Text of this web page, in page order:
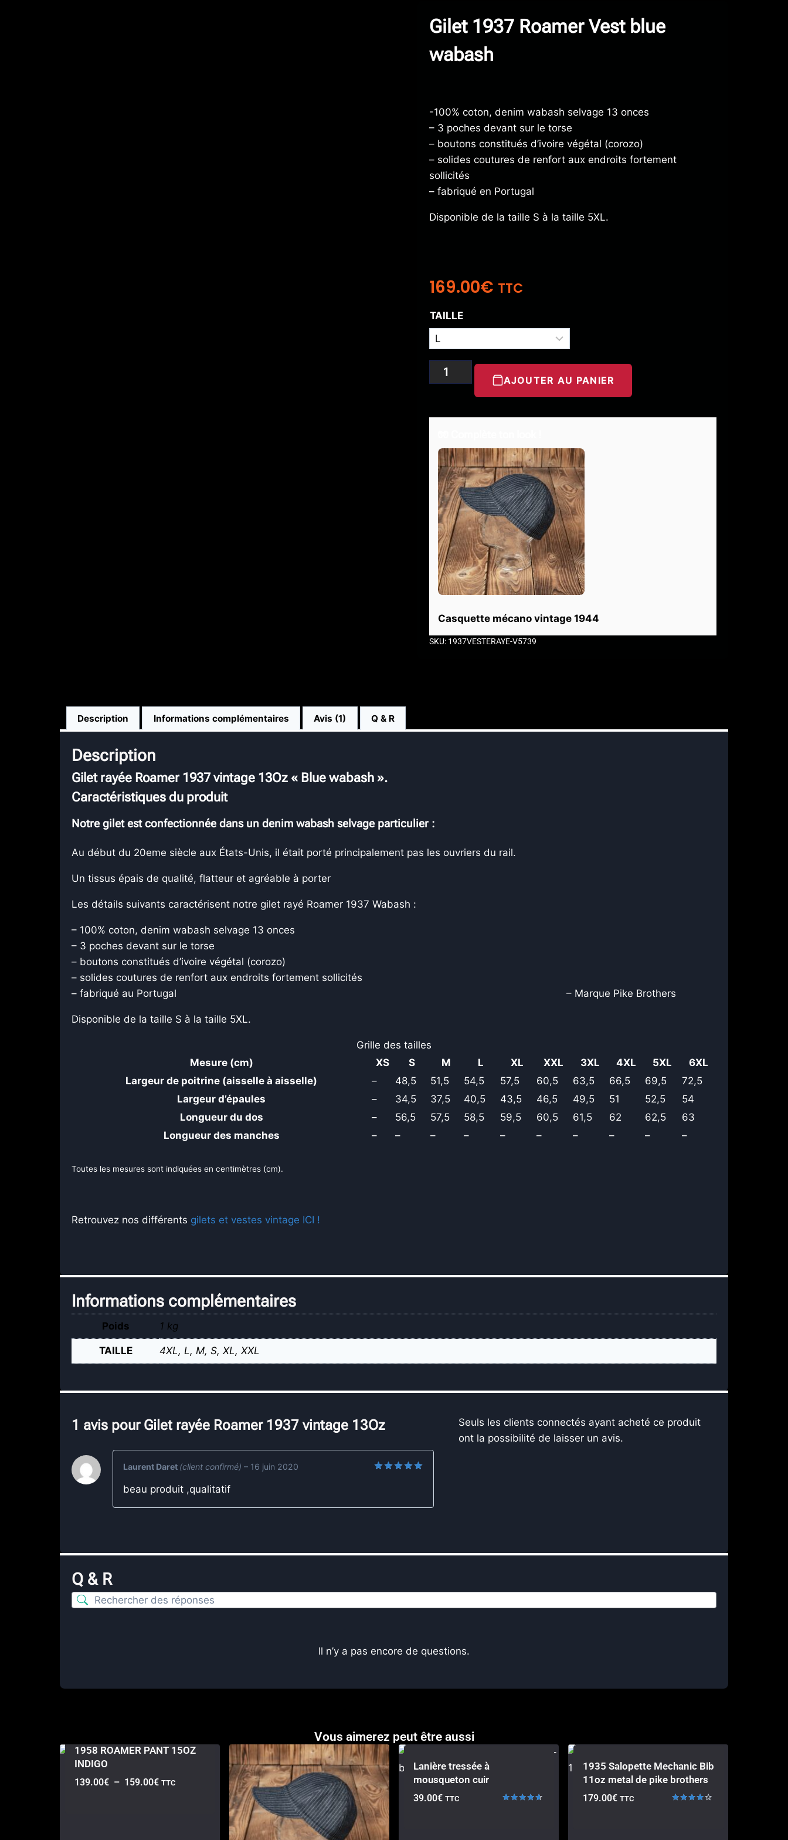
Gilet 1937 Roamer Vest blue
wabash
-100% coton, denim wabash selvage 13 onces
– 3 poches devant sur le torse
– boutons constitués d’ivoire végétal (corozo)
– solides coutures de renfort aux endroits fortement
sollicités
– fabriqué en Portugal
Disponible de la taille S à la taille 5XL.
169.00€ TTC
TAILLE
AJOUTER AU PANIER
Casquette mécano vintage 1944
SKU: 1937VESTERAYE-V5739
Description Informations complémentaires Avis (1) Q & R
Description
Gilet rayée Roamer 1937 vintage 13Oz « Blue wabash ».
Caractéristiques du produit
Notre gilet est confectionnée dans un denim wabash selvage particulier :
Au début du 20eme siècle aux États-Unis, il était porté principalement pas les ouvriers du rail.
Un tissus épais de qualité, flatteur et agréable à porter
Les détails suivants caractérisent notre gilet rayé Roamer 1937 Wabash :
– 100% coton, denim wabash selvage 13 onces
– 3 poches devant sur le torse
– boutons constitués d’ivoire végétal (corozo)
– solides coutures de renfort aux endroits fortement sollicités
– fabriqué au Portugal – Marque Pike Brothers
Disponible de la taille S à la taille 5XL.
Grille des tailles
Mesure (cm)
XS S M L XL XXL 3XL 4XL 5XL
6XL
Largeur de poitrine (aisselle à aisselle)
– 48,5 51,5 54,5 57,5 60,5 63,5 66,5 69,5
72,5
Largeur d’épaules
– 34,5 37,5 40,5 43,5 46,5 49,5 51 52,5
54
Longueur du dos
– 56,5 57,5 58,5 59,5 60,5 61,5 62 62,5
63
Longueur des manches
– – – – – – – – – –
Toutes les mesures sont indiquées en centimètres (cm).
Retrouvez nos différents gilets et vestes vintage ICI !
Informations complémentaires
Poids 1 kg
TAILLE 4XL, L, M, S, XL, XXL
1 avis pour Gilet rayée Roamer 1937 vintage 13Oz
Laurent Daret (client confirmé) – 16 juin 2020
beau produit ,qualitatif
Seuls les clients connectés ayant acheté ce produit
ont la possibilité de laisser un avis.
Q & R
Il n’y a pas encore de questions.
Vous aimerez peut être aussi
1958 ROAMER PANT 15OZ
INDIGO
139.00€ – 159.00€ TTC
Lanière tressée à
mousqueton cuir
39.00€ TTC
1935 Salopette Mechanic Bib
11oz metal de pike brothers
179.00€ TTC